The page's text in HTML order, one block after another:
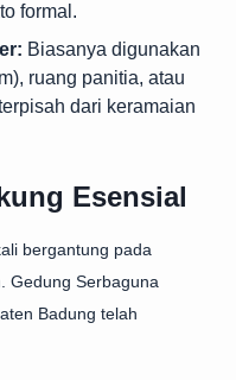
formal.
Biasanya digunakan
ruang panitia, atau
dari keramaian
Esensial
bergantung pada
Gedung Serbaguna
Badung telah